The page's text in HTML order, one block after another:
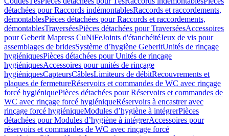
détachées pour Raccords indémontablesRaccords et raccordements,
démontablesPièces détachées pour Raccords et raccordements,
démontablesTraverséesPièces détachées pour TraverséesAccessoires
pour Geberit Mapress CuNiFeJoints d'étanchéitéJeux de vis pour
assemblages de bridesSystème d’hygiène GeberitUnités de rinçage
hygiéniquesPièces détachées pour Unités de rinçage
hygiéniquesAccessoires pour unités de rinçage
hygiéniquesCapteursCâblesLimiteurs de débitRecouvrements et
plaques de fermetureRéservoirs et commandes de WC avec rinçage
forcé hygiéniquePièces détachées pour Réservoirs et commandes de
WC avec rinçage forcé hygiéniqueRéservoirs à encastrer avec
rinçage forcé hygiéniqueModules d’hygiène à intégrerPièces
détachées pour Modules d’hygiène à intégrerAccessoires pour
réservoirs et commandes de WC avec rinçage forcé